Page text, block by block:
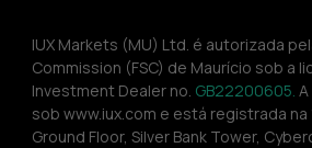
IUX Markets (MU) Ltd. é autorizada
Commission (FSC) de Maurício sob a
Investment Dealer no. GB22200605.
sob www.iux.com e está registrada na
Ground Floor, Silver Bank Tower,